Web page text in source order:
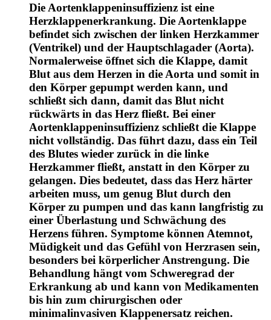
Die Aortenklappeninsuffizienz ist eine
Herzklappenerkrankung. Die Aortenklappe
befindet sich zwischen der linken Herzkammer
(Ventrikel) und der Hauptschlagader (Aorta).
Normalerweise öffnet sich die Klappe, damit
Blut aus dem Herzen in die Aorta und somit in
den Körper gepumpt werden kann, und
schließt sich dann, damit das Blut nicht
rückwärts in das Herz fließt. Bei einer
Aortenklappeninsuffizienz schließt die Klappe
nicht vollständig. Das führt dazu, dass ein Teil
des Blutes wieder zurück in die linke
Herzkammer fließt, anstatt in den Körper zu
gelangen. Dies bedeutet, dass das Herz härter
arbeiten muss, um genug Blut durch den
Körper zu pumpen und das kann langfristig zu
einer Überlastung und Schwächung des
Herzens führen. Symptome können Atemnot,
Müdigkeit und das Gefühl von Herzrasen sein,
besonders bei körperlicher Anstrengung. Die
Behandlung hängt vom Schweregrad der
Erkrankung ab und kann von Medikamenten
bis hin zum chirurgischen oder
minimalinvasiven Klappenersatz reichen.